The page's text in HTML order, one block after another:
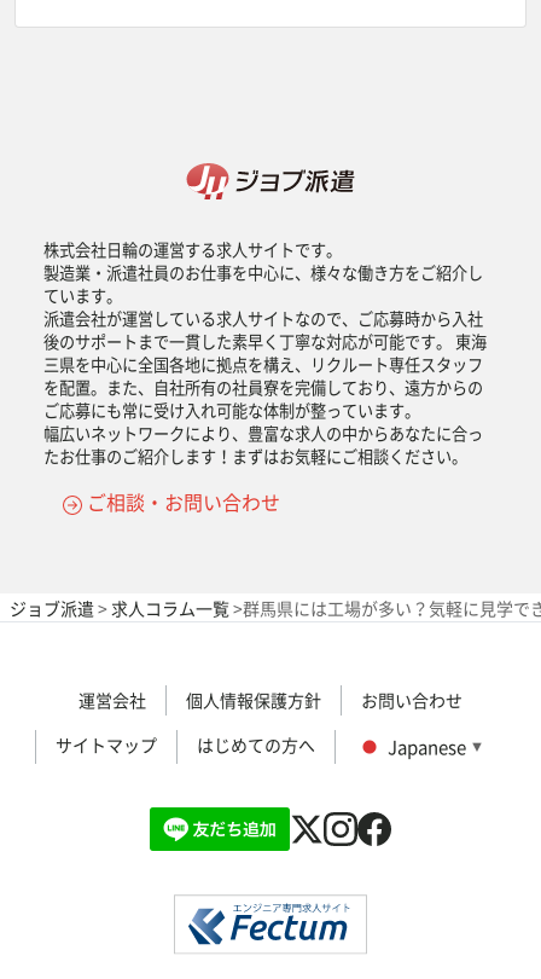
株式会社日輪の運営する求人サイトです。
製造業・派遣社員のお仕事を中心に、様々な働き方をご紹介し
ています。
派遣会社が運営している求人サイトなので、ご応募時から入社
後のサポートまで一貫した素早く丁寧な対応が可能です。 東海
三県を中心に全国各地に拠点を構え、リクルート専任スタッフ
を配置。また、自社所有の社員寮を完備しており、遠方からの
ご応募にも常に受け入れ可能な体制が整っています。
幅広いネットワークにより、豊富な求人の中からあなたに合っ
たお仕事のご紹介します！まずはお気軽にご相談ください。
ご相談・お問い合わせ
ジョブ派遣>求人コラム一覧>群馬県には工場が多い？気軽に見学で
運営会社 個人情報保護方針
お問い合わせ
サイトマップ
はじめての方へ Japanese ▼